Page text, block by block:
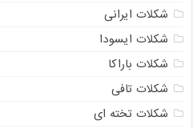
شکلات ایرانی
شکلات ایسودا
شکلات باراکا
شکلات تافی
شکلات تخته ای